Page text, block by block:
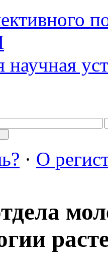
научная
· О